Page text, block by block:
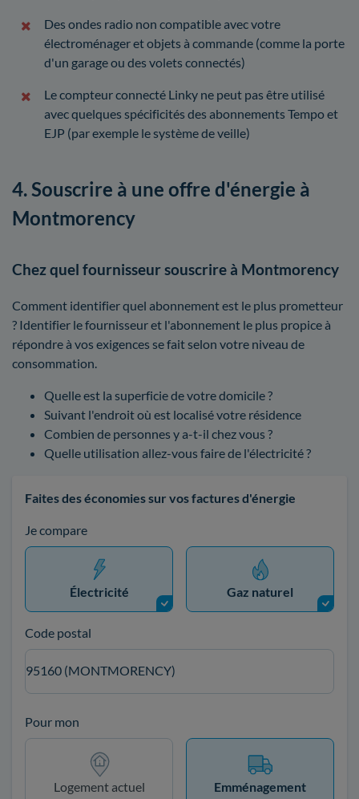
Des ondes radio non compatible avec votre
électroménager et objets à commande (comme la porte
d'un garage ou des volets connectés)
Le compteur connecté Linky ne peut pas être utilisé
avec quelques spécificités des abonnements Tempo et
EJP (par exemple le système de veille)
4. Souscrire à une offre d'énergie à
Montmorency
Chez quel fournisseur souscrire à Montmorency
Comment identifier quel abonnement est le plus prometteur
? Identifier le fournisseur et l'abonnement le plus propice à
répondre à vos exigences se fait selon votre niveau de
consommation.
Quelle est la superficie de votre domicile ?
Suivant l'endroit où est localisé votre résidence
Combien de personnes y a-t-il chez vous ?
Quelle utilisation allez-vous faire de l'électricité ?
Faites des économies sur vos factures d'énergie
Je compare
Électricité Gaz naturel
Code postal
95160 (MONTMORENCY)
Pour mon
Logement actuel Emménagement